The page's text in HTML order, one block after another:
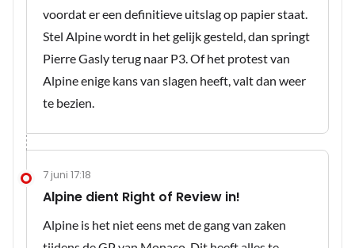
voordat er een definitieve uitslag op papier staat.
Stel Alpine wordt in het gelijk gesteld, dan springt
Pierre Gasly terug naar P3. Of het protest van
Alpine enige kans van slagen heeft, valt dan weer
te bezien.
7 juni 17:18
Alpine dient Right of Review in!
Alpine is het niet eens met de gang van zaken